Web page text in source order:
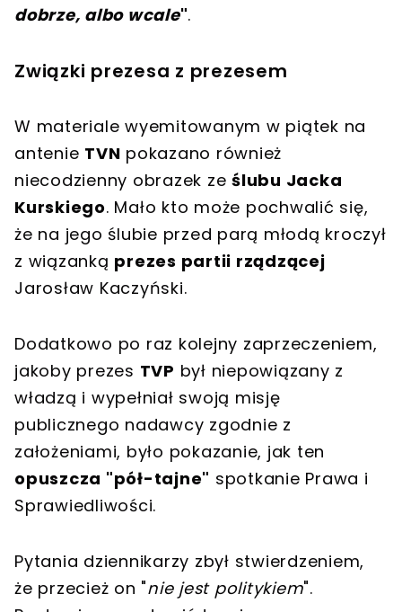
dobrze, albo wcale".
Związki prezesa z prezesem
W materiale wyemitowanym w piątek na
antenie TVN pokazano również
niecodzienny obrazek ze ślubu Jacka
Kurskiego. Mało kto może pochwalić się,
że na jego ślubie przed parą młodą kroczył
z wiązanką prezes partii rządzącej
Jarosław Kaczyński.
Dodatkowo po raz kolejny zaprzeczeniem,
jakoby prezes TVP był niepowiązany z
władzą i wypełniał swoją misję
publicznego nadawcy zgodnie z
założeniami, było pokazanie, jak ten
opuszcza "pół-tajne" spotkanie Prawa i
Sprawiedliwości.
Pytania dziennikarzy zbył stwierdzeniem,
że przecież on "nie jest politykiem".